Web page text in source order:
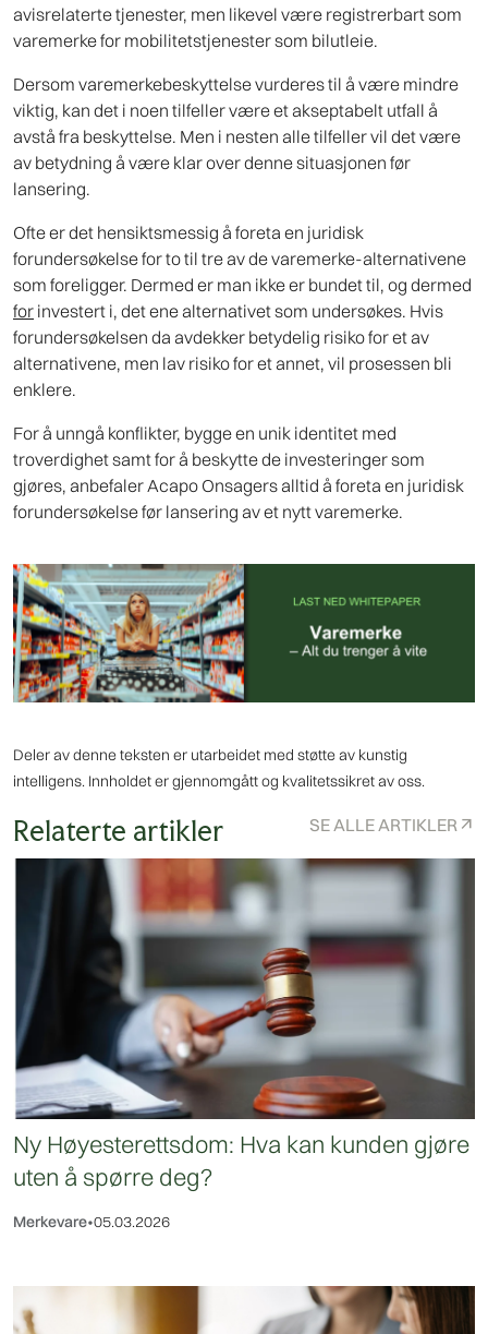
avisrelaterte tjenester, men likevel være registrerbart som
varemerke for mobilitetstjenester som bilutleie.
Dersom varemerkebeskyttelse vurderes til å være mindre
viktig, kan det i noen tilfeller være et akseptabelt utfall å
avstå fra beskyttelse. Men i nesten alle tilfeller vil det være
av betydning å være klar over denne situasjonen før
lansering.
Ofte er det hensiktsmessig å foreta en juridisk
forundersøkelse for to til tre av de varemerke-alternativene
som foreligger. Dermed er man ikke er bundet til, og dermed
for investert i, det ene alternativet som undersøkes. Hvis
forundersøkelsen da avdekker betydelig risiko for et av
alternativene, men lav risiko for et annet, vil prosessen bli
enklere.
For å unngå konflikter, bygge en unik identitet med
troverdighet samt for å beskytte de investeringer som
gjøres, anbefaler Acapo Onsagers alltid å foreta en juridisk
forundersøkelse før lansering av et nytt varemerke.
Deler av denne teksten er utarbeidet med støtte av kunstig
intelligens. Innholdet er gjennomgått og kvalitetssikret av oss.
Relaterte artikler SE ALLE ARTIKLER
Ny Høyesterettsdom: Hva kan kunden gjøre
uten å spørre deg?
Merkevare•05.03.2026